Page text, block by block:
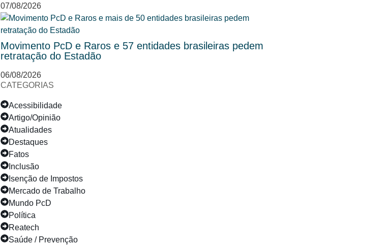
07/08/2026
Movimento PcD e Raros e 57 entidades brasileiras pedem
retratação do Estadão
06/08/2026
CATEGORIAS
Acessibilidade
Artigo/Opinião
Atualidades
Destaques
Fatos
Inclusão
Isenção de Impostos
Mercado de Trabalho
Mundo PcD
Política
Reatech
Saúde / Prevenção